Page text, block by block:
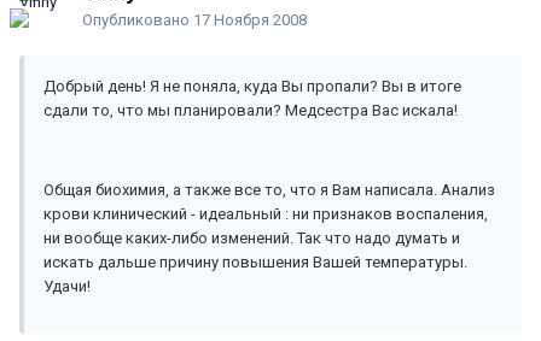
Опубликовано 17 Ноября 2008
Добрый день! Я не поняла, куда Вы пропали? Вы в итоге
сдали то, что мы планировали? Медсестра Вас искала!
Общая биохимия, а также все то, что я Вам написала. Анализ
крови клинический - идеальный : ни признаков воспаления,
ни вообще каких-либо изменений. Так что надо думать и
искать дальше причину повышения Вашей температуры.
Удачи!